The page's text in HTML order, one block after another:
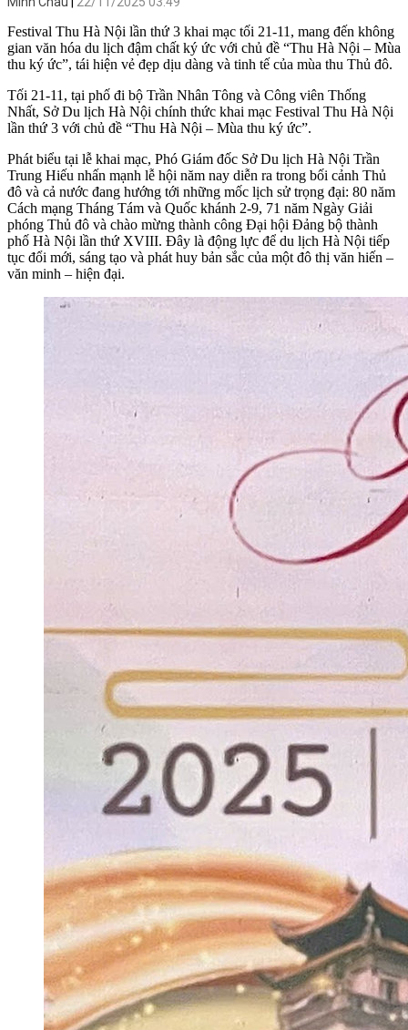
Festival Thu Hà Nội lần thứ 3 khai mạc tối 21-11, mang đến không
gian văn hóa du lịch đậm chất ký ức với chủ đề “Thu Hà Nội – Mùa
thu ký ức”, tái hiện vẻ đẹp dịu dàng và tinh tế của mùa thu Thủ đô.
Tối 21-11, tại phố đi bộ Trần Nhân Tông và Công viên Thống
Nhất, Sở Du lịch Hà Nội chính thức khai mạc Festival Thu Hà Nội
lần thứ 3 với chủ đề “Thu Hà Nội – Mùa thu ký ức”.
Phát biểu tại lễ khai mạc, Phó Giám đốc Sở Du lịch Hà Nội Trần
Trung Hiếu nhấn mạnh lễ hội năm nay diễn ra trong bối cảnh Thủ
đô và cả nước đang hướng tới những mốc lịch sử trọng đại: 80 năm
Cách mạng Tháng Tám và Quốc khánh 2-9, 71 năm Ngày Giải
phóng Thủ đô và chào mừng thành công Đại hội Đảng bộ thành
phố Hà Nội lần thứ XVIII. Đây là động lực để du lịch Hà Nội tiếp
tục đổi mới, sáng tạo và phát huy bản sắc của một đô thị văn hiến –
văn minh – hiện đại.